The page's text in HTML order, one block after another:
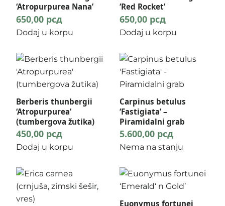
‘Atropurpurea Nana’
650,00 рсд
Dodaj u korpu
‘Red Rocket’
650,00 рсд
Dodaj u korpu
Berberis thunbergii
‘Atropurpurea’
(tumbergova žutika)
450,00 рсд
Dodaj u korpu
Carpinus betulus
‘Fastigiata’ –
Piramidalni grab
5.600,00 рсд
Nema na stanju
Euonymus fortunei